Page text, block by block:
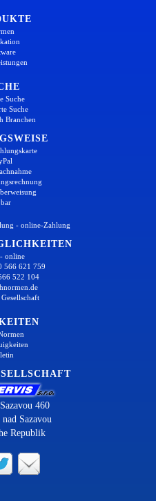
Suche
Suche
Branchen
- online-Zahlung
online
566 621 759
522 104
460
Sazavou
Republik